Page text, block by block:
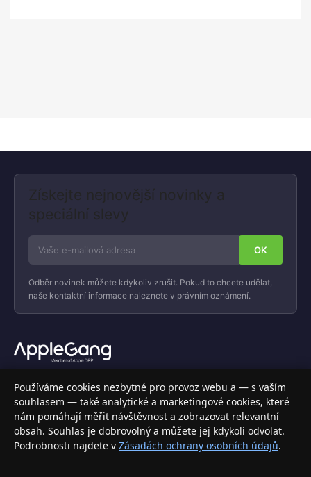
Získejte nejnovější novinky a
speciální slevy
Odběr novinek můžete kdykoliv zrušit. Pokud to chcete udělat,
naše kontaktní informace naleznete v právním oznámení.
Váš specializovaný obchod s Apple produkty, příslušenstvím a
elektronikou. Nakupujte bezpečně a s jistotou.
INFORMACE
Doprava a doručení
Používáme cookies nezbytné pro provoz webu a — s vaším
souhlasem — také analytické a marketingové cookies, které
nám pomáhají měřit návštěvnost a zobrazovat relevantní
obsah. Souhlas je dobrovolný a můžete jej kdykoli odvolat.
Podrobnosti najdete v Zásadách ochrany osobních údajů.